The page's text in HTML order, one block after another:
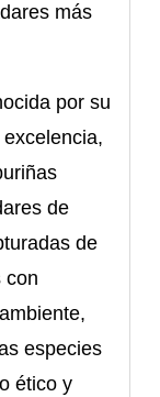
más
por su
de
de
con
especies
ético y